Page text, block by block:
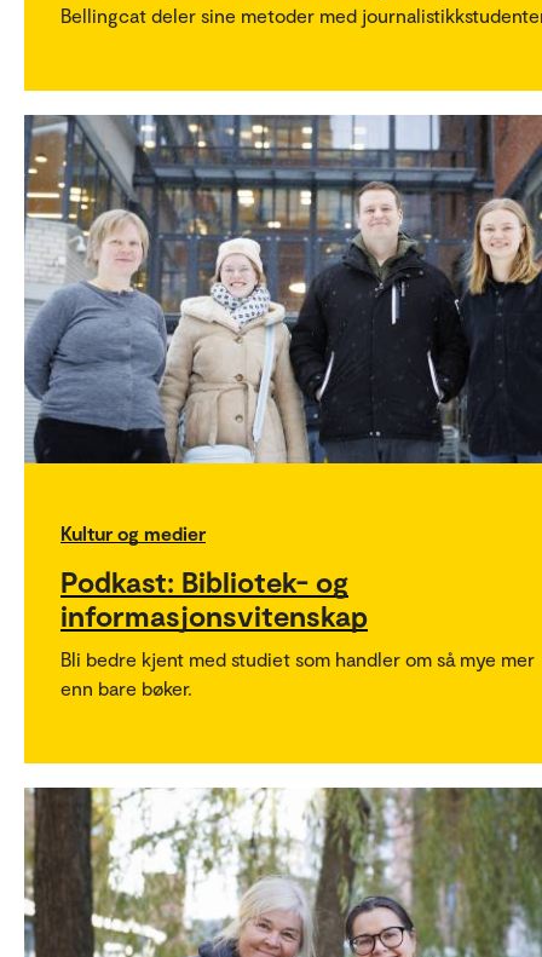
Bellingcat deler sine metoder med
Kultur og medier
Podkast: Bibliotek- og
informasjonsvitenskap
Bli bedre kjent med studiet som handler om så mye mer
enn bare bøker.